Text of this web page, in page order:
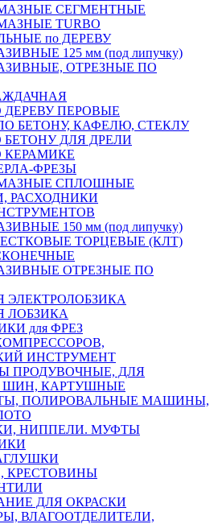
СЕГМЕНТНЫЕ
TURBO
по ДЕРЕВУ
125 мм (под липучку)
ОТРЕЗНЫЕ ПО
ДЕРЕВУ ПЕРОВЫЕ
БЕТОНУ, КАФЕЛЮ, СТЕКЛУ
БЕТОНУ ДЛЯ ДРЕЛИ
КЕРАМИКЕ
ФРЕЗЫ
СПЛОШНЫЕ
РАСХОДНИКИ
150 мм (под липучку)
ТОРЦЕВЫЕ (КЛТ)
ОТРЕЗНЫЕ ПО
ЭЛЕКТРОЛОБЗИКА
ЛОБЗИКА
для ФРЕЗ
ИНСТРУМЕНТ
ПРОДУВОЧНЫЕ, ДЛЯ
ШИН, КАРТУШНЫЕ
ПОЛИРОВАЛЬНЫЕ МАШИНЫ,
НИППЕЛИ. МУФТЫ
КРЕСТОВИНЫ
ДЛЯ ОКРАСКИ
ВЛАГООТДЕЛИТЕЛИ,